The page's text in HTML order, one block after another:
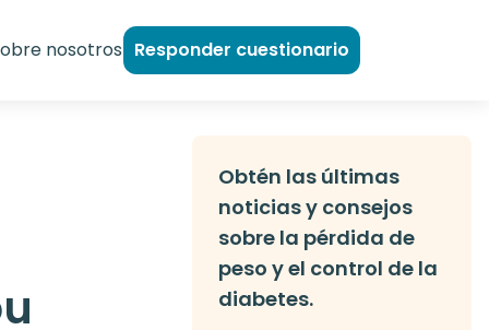
nosotros Responder cuestionario
Obtén las últimas
noticias y consejos
sobre la pérdida de
peso y el control de la
diabetes.